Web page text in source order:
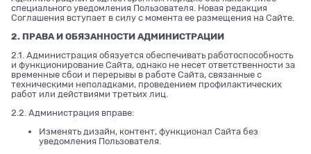
специального уведомления Пользователя. Новая редакция
Соглашения вступает в силу с момента ее размещения на Сайте.
2. ПРАВА И ОБЯЗАННОСТИ АДМИНИСТРАЦИИ
2.1. Администрация обязуется обеспечивать работоспособность
и функционирование Сайта, однако не несет ответственности за
временные сбои и перерывы в работе Сайта, связанные с
техническими неполадками, проведением профилактических
работ или действиями третьих лиц.
2.2. Администрация вправе:
Изменять дизайн, контент, функционал Сайта без
уведомления Пользователя.